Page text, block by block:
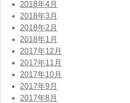
2018年4月
2018年3月
2018年2月
2018年1月
2017年12月
2017年11月
2017年10月
2017年9月
2017年8月